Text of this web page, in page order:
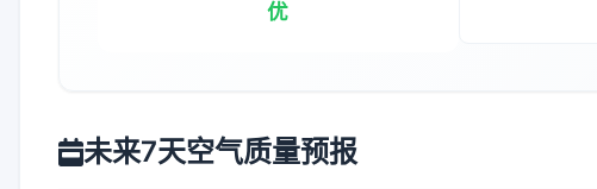
优
未来7天空气质量预报